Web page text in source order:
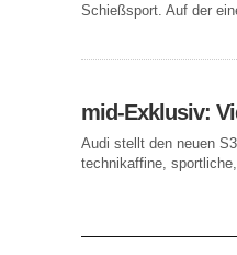
Schießsport. Auf der
mid-Exklusiv:
Audi stellt den neuen
technikaffine,